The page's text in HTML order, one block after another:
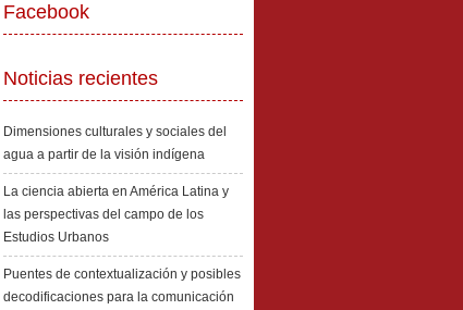
Facebook
Noticias recientes
Dimensiones culturales y sociales del
agua a partir de la visión indígena
La ciencia abierta en América Latina y
las perspectivas del campo de los
Estudios Urbanos
Puentes de contextualización y posibles
decodificaciones para la comunicación